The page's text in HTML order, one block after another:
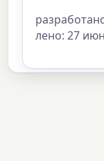
лено: 27